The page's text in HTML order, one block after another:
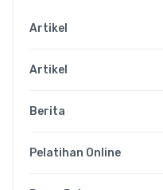
Artikel
Artikel
Berita
Pelatihan Online